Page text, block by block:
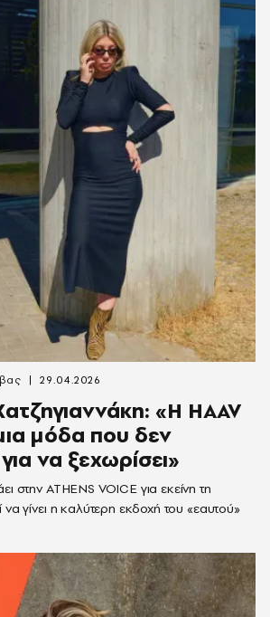
«Η HAAV
μόδα που δεν
να ξεχωρίσει»
στην ATHENS VOICE για εκείνη τη
να γίνει η καλύτερη εκδοχή του «εαυτού»
29.04.2026